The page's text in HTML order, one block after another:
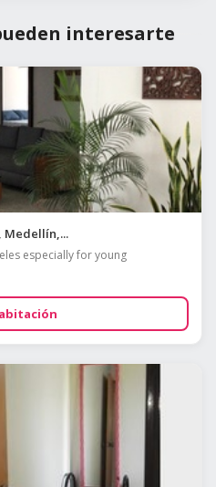
interesarte
Medellín,...
especially for young